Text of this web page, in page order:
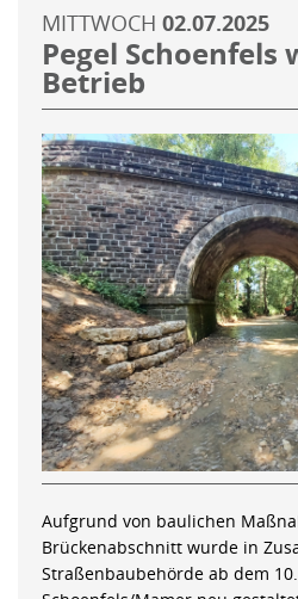
MITTWOCH 02.07.2025
Pegel Schoenfels
Betrieb
Aufgrund von baulichen
Brückenabschnitt wurde in
Straßenbaubehörde ab dem